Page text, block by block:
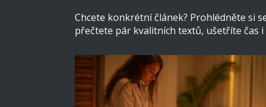
Chcete konkrétní článek? Prohlédněte si
přečtete pár kvalitních textů, ušetříte čas